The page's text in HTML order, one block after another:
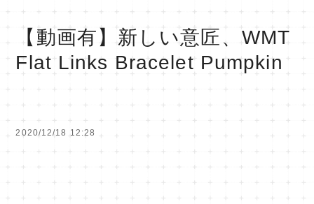
【動画有】新しい意匠、WMT
Flat Links Bracelet Pumpkin
2020/12/18 12:28